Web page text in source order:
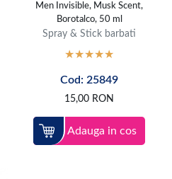
Men Invisible, Musk Scent,
Borotalco, 50 ml
Spray & Stick barbati
Cod: 25849
15,00 RON
Adauga in cos